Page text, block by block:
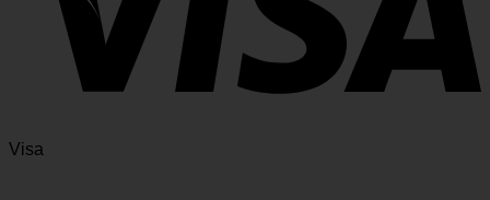
Visa